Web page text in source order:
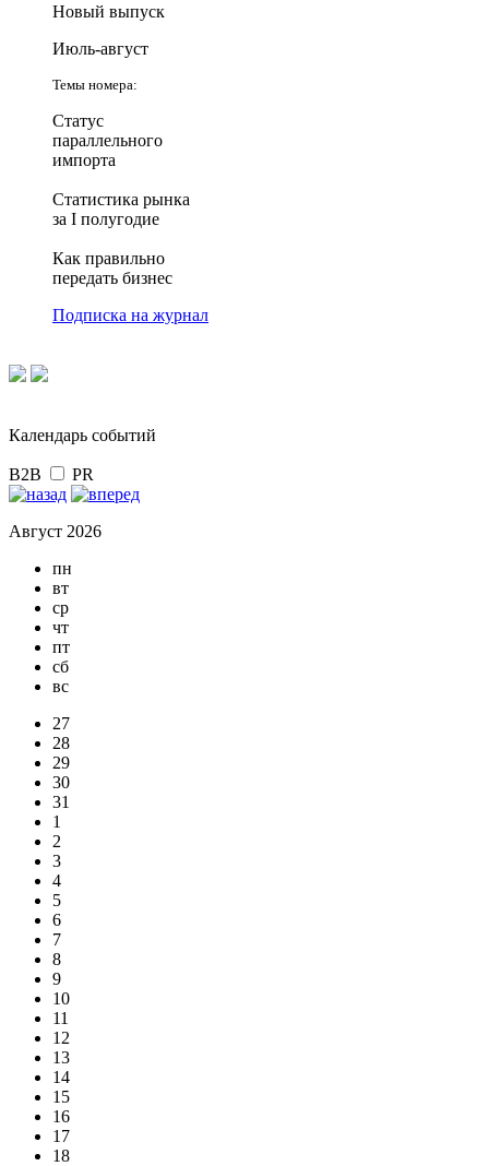
Новый выпуск
Июль-август
Темы номера:
Статус
параллельного
импорта
Статистика рынка
за I полугодие
Как правильно
передать бизнес
Подписка на журнал
Календарь событий
B2B PR
Август 2026
пн
вт
ср
чт
пт
сб
вс
27
28
29
30
31
1
2
3
4
5
6
7
8
9
10
11
12
13
14
15
16
17
18